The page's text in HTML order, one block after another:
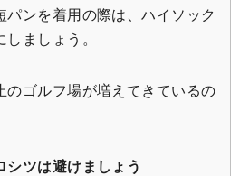
パンを着用の際は、ハイソック
ましょう。
のゴルフ場が増えてきているの
シツは避けましょう